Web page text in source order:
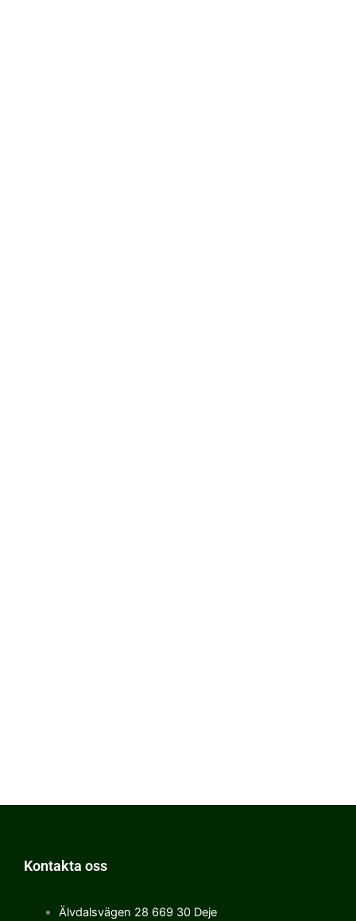
Kontakta oss
Älvdalsvägen 28 669 30 Deje